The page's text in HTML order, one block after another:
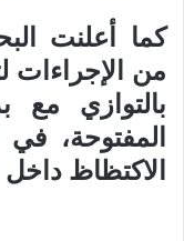
كما أعلنت
من الإجراءات
بالتوازي مع
المفتوحة،
الاكتظاظ